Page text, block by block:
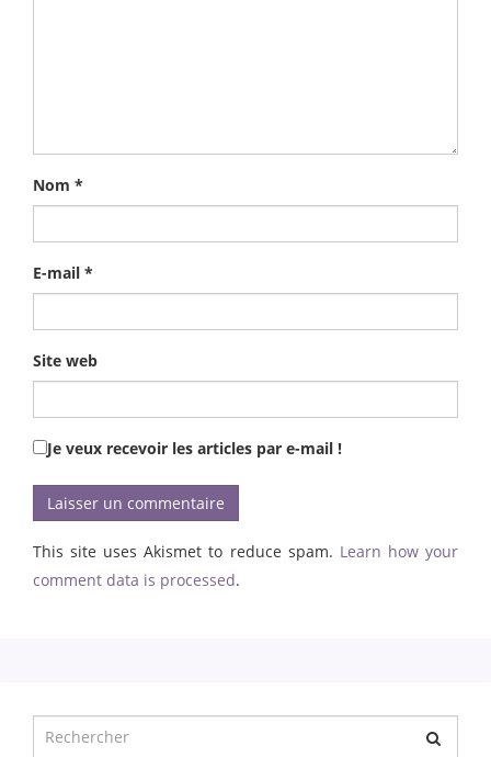
Nom *
E-mail *
Site web
Je veux recevoir les articles par e-mail !
This site uses Akismet to reduce spam. Learn how your
comment data is processed.
pour